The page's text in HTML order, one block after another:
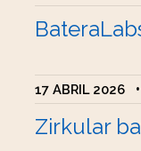
17 ABRIL 2026 •
Zirkular